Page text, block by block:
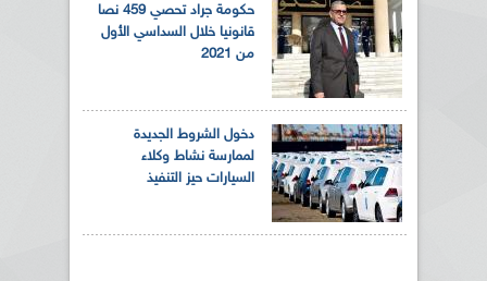
حكومة جراد تحصي 459 نصا
قانونيا خلال السداسي الأول
من 2021
دخول الشروط الجديدة
لممارسة نشاط وكلاء
السيارات حيز التنفيذ